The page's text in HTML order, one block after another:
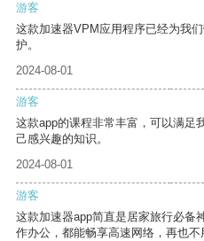
游客
这款加速器VPM应用程序已经为我
护。
2024-08-01
游客
这款app的课程非常丰富，可以满足
己感兴趣的知识。
2024-08-01
游客
这款加速器app简直是居家旅行必备
作办公，都能畅享高速网络，再也